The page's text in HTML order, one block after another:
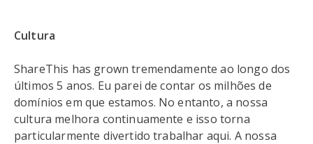
Cultura
ShareThis has grown tremendamente ao longo dos
últimos 5 anos. Eu parei de contar os milhões de
domínios em que estamos. No entanto, a nossa
cultura melhora continuamente e isso torna
particularmente divertido trabalhar aqui. A nossa